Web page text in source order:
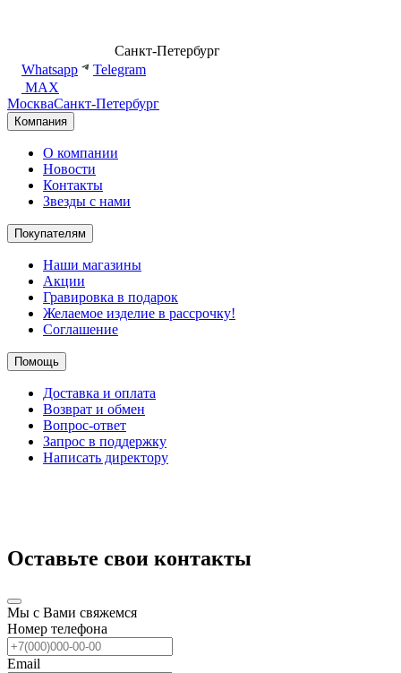
Санкт-Петербург
Whatsapp
Telegram
MAX
МоскваСанкт-Петербург
Компания
О компании
Новости
Контакты
Звезды с нами
Покупателям
Наши магазины
Акции
Гравировка в подарок
Желаемое изделие в рассрочку!
Соглашение
Помощь
Доставка и оплата
Возврат и обмен
Вопрос-ответ
Запрос в поддержку
Написать директору
Оставьте свои контакты
Мы с Вами свяжемся
Номер телефона
Email